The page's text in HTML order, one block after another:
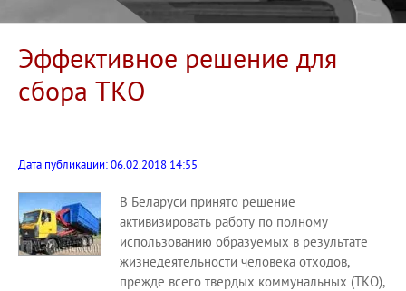
Эффективное решение для
сбора ТКО
Дата публикации: 06.02.2018 14:55
В Беларуси принято решение
активизировать работу по полному
использованию образуемых в результате
жизнедеятельности человека отходов,
прежде всего твердых коммунальных (ТКО),